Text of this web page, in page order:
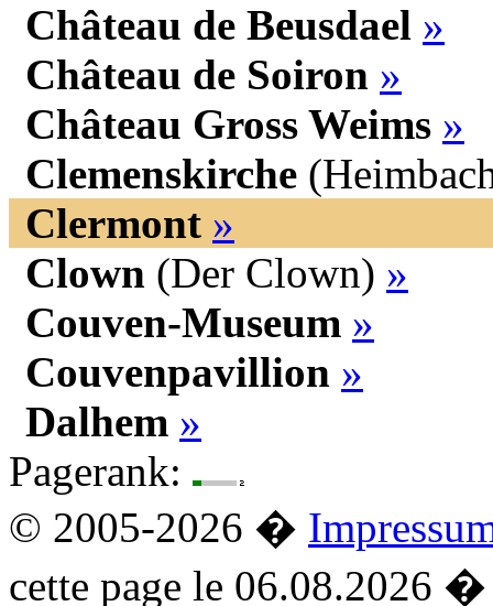
Château de Beusdael »
Château de Soiron »
Château Gross Weims »
Clemenskirche
Clermont »
Clown (Der Clown) »
Couven-Museum »
Couvenpavillion »
Dalhem »
Pagerank:
© 2005-2026 �
cette page le 06.08.2026